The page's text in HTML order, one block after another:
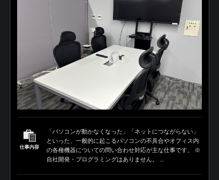
仕事内容
「パソコンが動かなくなった」「ネットにつながらない」
といった、一般的に起こるパソコンの不具合やオフィス内
の各種機器についての問い合わせ対応が主な仕事です。 ※
自社開発・プログラミングはありません。 ...